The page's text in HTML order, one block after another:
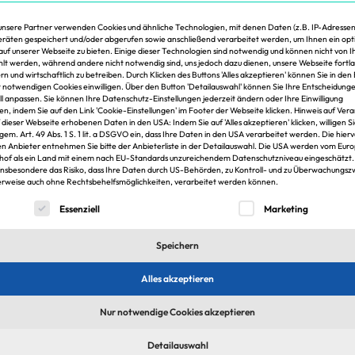
Top-Arbeitgeber 2010: Hochtief, JLL und
ECE
Jetzt kann wohl endgültig niemand mehr von Zufall
sprechen: Wie schon 2009 sind auch in diesem Jahr wieder
Hochtief, Jones Lang LaSalle und ECE die bestplatzierten
Unternehmen der Top-Arbeitgeber-Umfrage der Immobilien
Zeitung.
IZ
Partner verwenden Cookies und ähnliche Technologien, mit denen Daten (z.B. IP-
gespeichert und/oder abgerufen sowie anschließend verarbeitet werden, um Ihnen ein
unserer Webseite zu bieten. Einige dieser Technologien sind notwendig und können nicht von
werden, während andere nicht notwendig sind, uns jedoch dazu dienen, unsere Webseite
und wirtschaftlich zu betreiben. Durch Klicken des Buttons 'Alles akzeptieren' können Sie in den
Cookies einwilligen. Über den Button 'Detailauswahl' können Sie Ihre
anpassen. Sie können Ihre Datenschutz-Einstellungen jederzeit ändern oder Ihre Einwilligung
indem Sie auf den Link 'Cookie-Einstellungen' im Footer der Webseite klicken. Hinweis auf
Webseite erhobenen Daten in den USA: Indem Sie auf 'Alles akzeptieren' klicken, willigen
Art. 49 Abs. 1 S. 1 lit. a DSGVO ein, dass Ihre Daten in den USA verarbeitet werden. Die
Anbieter entnehmen Sie bitte der Anbieterliste in der Detailauswahl. Die USA werden vom
als ein Land mit einem nach EU-Standards unzureichendem Datenschutzniveau eingeschätzt.
das Risiko, dass Ihre Daten durch US-Behörden, zu Kontroll- und zu
auch ohne Rechtsbehelfsmöglichkeiten, verarbeitet werden können.
eine Liste der Service-Gruppen, für die eine Einwilligung
Essenziell Marketing
Speichern
Alles akzeptieren
Nur notwendige Cookies akzeptieren
Detailauswahl